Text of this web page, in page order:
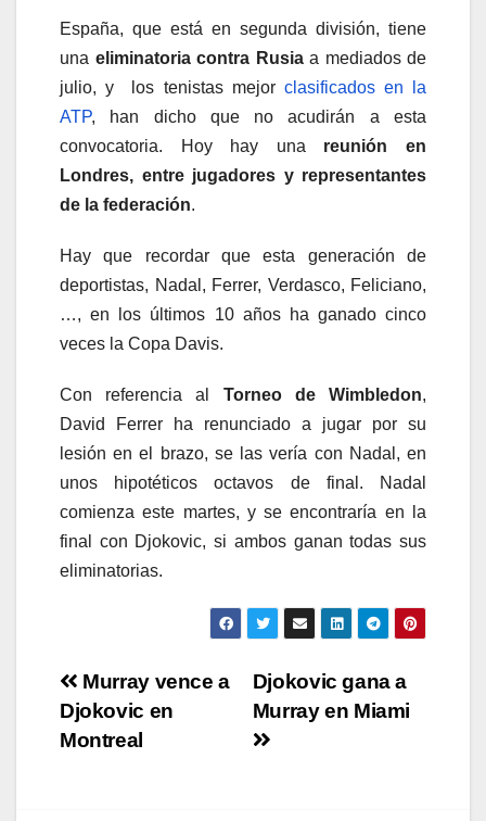
España, que está en segunda división, tiene
una eliminatoria contra Rusiaa mediados de
julio, y los tenistas mejor clasificados en la
ATP, han dicho que no acudirán a esta
convocatoria. Hoy hay una reunión en
Londres, entre jugadores y representantes
de la federación.
Hay que recordar que esta generación de
deportistas, Nadal, Ferrer, Verdasco, Feliciano,
…, en los últimos 10 años ha ganado cinco
veces la Copa Davis.
Con referencia al Torneo de Wimbledon,
David Ferrer ha renunciado a jugar por su
lesión en el brazo, se las vería con Nadal, en
unos hipotéticos octavos de final. Nadal
comienza este martes, y se encontraría en la
final con Djokovic, si ambos ganan todas sus
eliminatorias.
Navegación
de
Djokovic gana a
Murray en Miami
Murray vence a
Djokovic en
Montreal